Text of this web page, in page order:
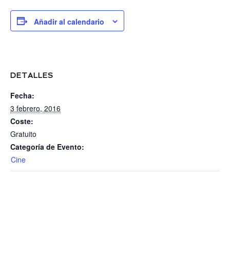
AGENDAAñadir al calendario
DETALLES
Fecha:
3 febrero, 2016
Coste:
Gratuito
Categoría de Evento:
Cine